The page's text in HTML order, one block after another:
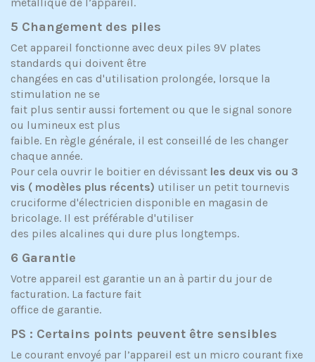
5 Changement des piles
Cet appareil fonctionne avec deux piles 9V plates
standards qui doivent être
changées en cas d'utilisation prolongée, lorsque la
stimulation ne se
fait plus sentir aussi fortement ou que le signal sonore
ou lumineux est plus
faible. En règle générale, il est conseillé de les changer
chaque année.
Pour cela ouvrir le boitier en dévissant les deux vis ou 3
vis ( modèles plus récents) utiliser un petit tournevis
cruciforme d'électricien disponible en magasin de
bricolage. Il est préférable d'utiliser
des piles alcalines qui dure plus longtemps.
6 Garantie
Votre appareil est garantie un an à partir du jour de
facturation. La facture fait
office de garantie.
PS : Certains points peuvent être sensibles
Le courant envoyé par l’appareil est un micro courant fixe